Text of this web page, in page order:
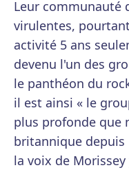
Leur communauté
virulentes,
activité 5 ans
devenu l'un des
le panthéon du
il est ainsi « le
plus profonde que
britannique depuis
la voix de